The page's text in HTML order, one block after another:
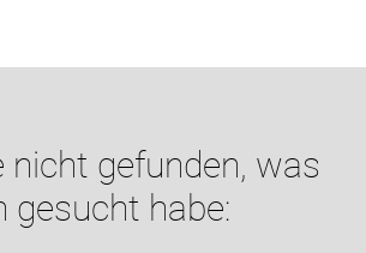
nicht gefunden, was
gesucht habe: